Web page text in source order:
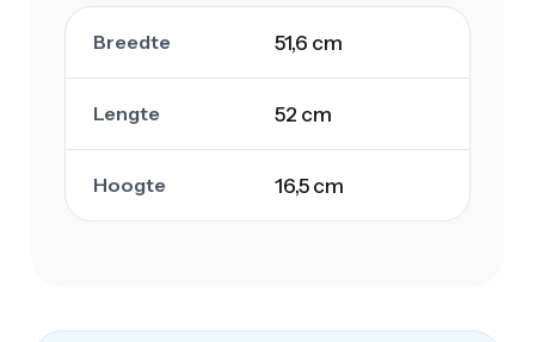
Breedte 51,6 cm
Lengte 52 cm
Hoogte 16,5 cm